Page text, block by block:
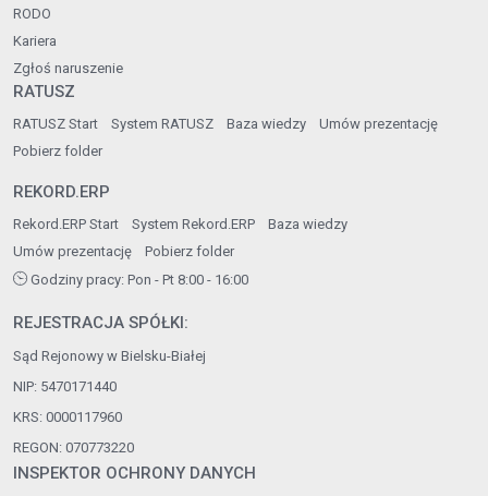
RODO
Kariera
Zgłoś naruszenie
RATUSZ
RATUSZ Start System RATUSZ Baza wiedzy
Umów prezentację
Pobierz folder
REKORD.ERP
Rekord.ERP Start System Rekord.ERP
Baza wiedzy
Umów prezentację
Pobierz folder
Godziny pracy: Pon - Pt 8:00 - 16:00
REJESTRACJA SPÓŁKI:
Sąd Rejonowy w Bielsku-Białej
NIP: 5470171440
KRS: 0000117960
REGON: 070773220
INSPEKTOR OCHRONY DANYCH